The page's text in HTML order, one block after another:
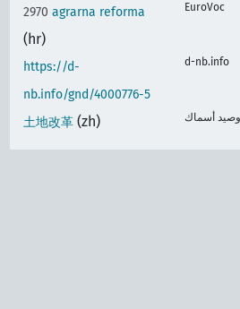
2970agrarna reforma
(hr)
EuroVoc
https://d-
nb.info/gnd/4000776-5
d-nb.info
土地改革 (zh) وصيد أسماك